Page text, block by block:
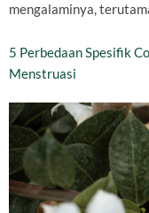
mengalaminya,
5 Perbedaan Spesifik
Menstruasi